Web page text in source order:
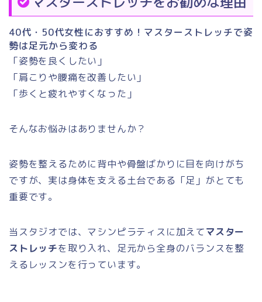
40代・50代女性におすすめ！マスターストレッチで姿
勢は足元から変わる
「姿勢を良くしたい」
「肩こりや腰痛を改善したい」
「歩くと疲れやすくなった」
そんなお悩みはありませんか？
姿勢を整えるために背中や骨盤ばかりに目を向けがち
ですが、実は身体を支える土台である「足」がとても
重要です。
当スタジオでは、マシンピラティスに加えてマスター
ストレッチを取り入れ、足元から全身のバランスを整
えるレッスンを行っています。